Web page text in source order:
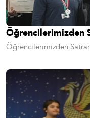
Öğrencilerimizden
Öğrencilerimizden